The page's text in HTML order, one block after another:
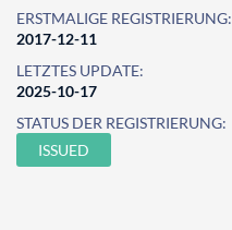
ERSTMALIGE REGISTRIERUNG:
2017-12-11
LETZTES UPDATE:
2025-10-17
STATUS DER REGISTRIERUNG:
ISSUED